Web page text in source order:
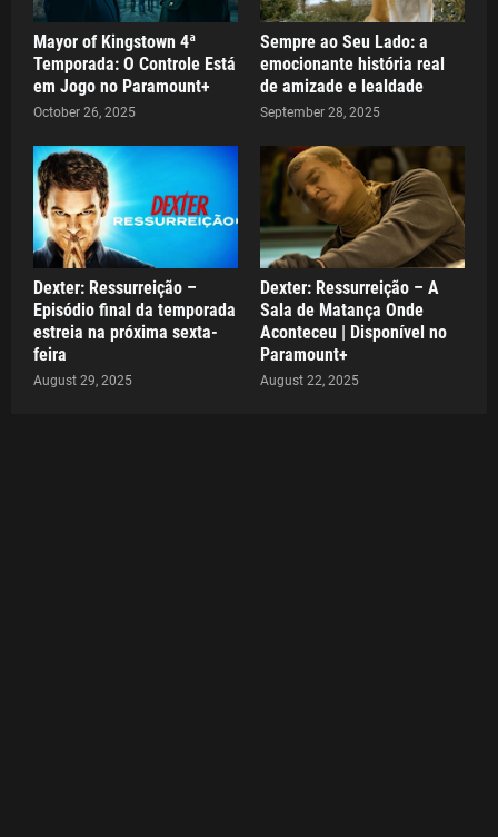
Mayor of Kingstown 4ª
Temporada: O Controle Está
em Jogo no Paramount+
October 26, 2025
Sempre ao Seu Lado: a
emocionante história real
de amizade e lealdade
September 28, 2025
Dexter: Ressurreição –
Episódio final da temporada
estreia na próxima sexta-
feira
August 29, 2025
Dexter: Ressurreição – A
Sala de Matança Onde
Aconteceu | Disponível no
Paramount+
August 22, 2025